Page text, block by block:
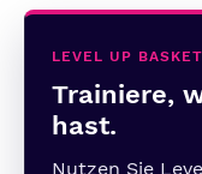
LEVEL UP
Trainiere,
hast.
Nutzen Sie